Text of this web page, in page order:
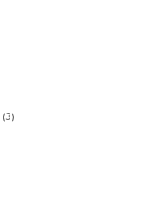
(3)